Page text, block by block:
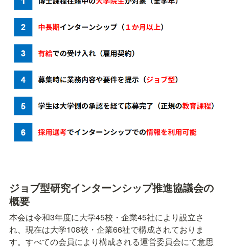
ジョブ型研究インターンシップ推進協議会の
概要
本会は令和3年度に大学45校・企業45社により設立さ
れ、現在は大学108校・企業66社で構成されておりま
す。すべての会員により構成される運営委員会にて意思